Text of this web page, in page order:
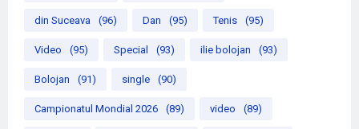
din Suceava (96) Dan (95) Tenis (95)
Video (95) Special (93) ilie bolojan (93)
Bolojan (91) single (90)
Campionatul Mondial 2026 (89) video (89)